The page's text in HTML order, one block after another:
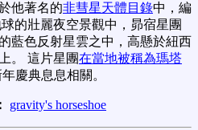
他著名的非彗星天體目錄中，編
的壯麗夜空景觀中，昴宿星團
藍色反射星雲之中，高懸於紐西
。 這片星團在當地被稱為瑪塔
慶典息息相關。
gravity's horseshoe